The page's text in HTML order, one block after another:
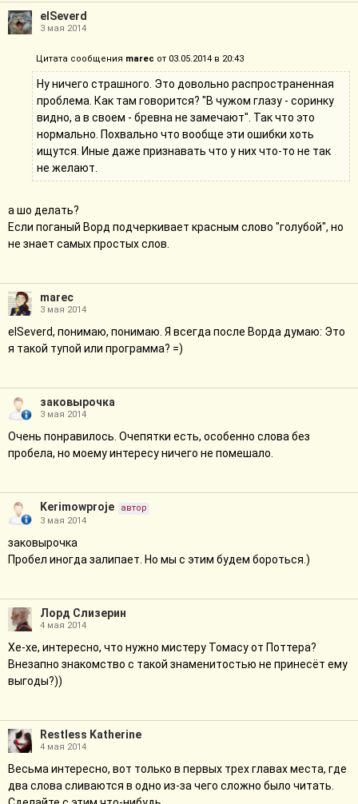
elSeverd
3 мая 2014
Цитата сообщения marec от 03.05.2014 в 20:43
Ну ничего страшного. Это довольно распространенная
проблема. Как там говорится? "В чужом глазу - соринку
видно, а в своем - бревна не замечают". Так что это
нормально. Похвально что вообще эти ошибки хоть
ищутся. Иные даже признавать что у них что-то не так
не желают.
а шо делать?
Если поганый Ворд подчеркивает красным слово "голубой", но
не знает самых простых слов.
marec
3 мая 2014
elSeverd, понимаю, понимаю. Я всегда после Ворда думаю: Это
я такой тупой или программа? =)
заковырочка
3 мая 2014
Очень понравилось. Очепятки есть, особенно слова без
пробела, но моему интересу ничего не помешало.
Kerimowproje
автор
3 мая 2014
заковырочка
Пробел иногда залипает. Но мы с этим будем бороться.)
Лорд Слизерин
4 мая 2014
Хе-хе, интересно, что нужно мистеру Томасу от Поттера?
Внезапно знакомство с такой знаменитостью не принесёт ему
выгоды?))
Restless Katherine
4 мая 2014
Весьма интересно, вот только в первых трех главах места, где
два слова сливаются в одно из-за чего сложно было читать.